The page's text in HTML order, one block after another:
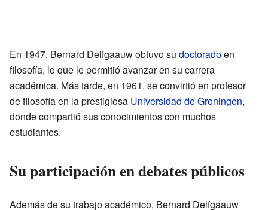
En 1947, Bernard Delfgaauw obtuvo su doctoradoen
filosofía, lo que le permitió avanzar en su carrera
académica. Más tarde, en 1961, se convirtió en profesor
de filosofía en la prestigiosa Universidad de Groningen,
donde compartió sus conocimientos con muchos
estudiantes.
Su participación en debates públicos
Además de su trabajo académico, Bernard Delfgaauw